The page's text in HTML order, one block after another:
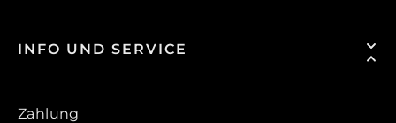
INFO UND SERVICE
Zahlung